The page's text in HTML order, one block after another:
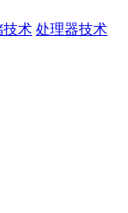
技术 处理器技术